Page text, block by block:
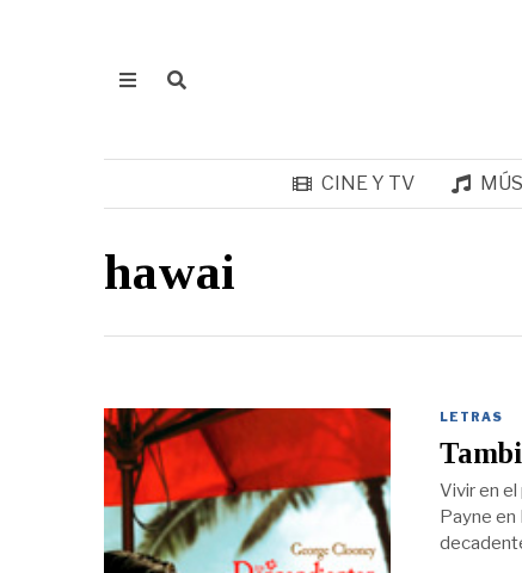
CINE Y TV
hawai
LETRAS
Vivir en
Payne en